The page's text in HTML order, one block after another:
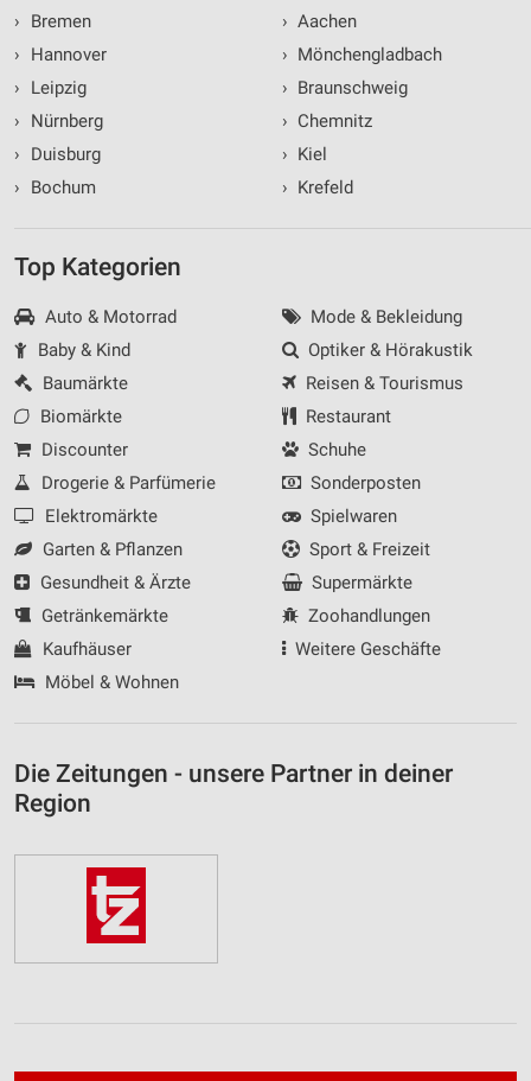
›
Bremen
›
Hannover
›
Leipzig
›
Nürnberg
›
Duisburg
›
Bochum
› Aachen
› Mönchengladbach
› Braunschweig
› Chemnitz
› Kiel
› Krefeld
Top Kategorien
Auto & Motorrad
Baby & Kind
Baumärkte
Biomärkte
Discounter
Drogerie & Parfümerie
Elektromärkte
Garten & Pflanzen
Gesundheit & Ärzte
Getränkemärkte
Kaufhäuser
Möbel & Wohnen
Mode & Bekleidung
Optiker & Hörakustik
Reisen & Tourismus
Restaurant
Schuhe
Sonderposten
Spielwaren
Sport & Freizeit
Supermärkte
Zoohandlungen
Weitere Geschäfte
Die Zeitungen - unsere Partner in deiner
Region